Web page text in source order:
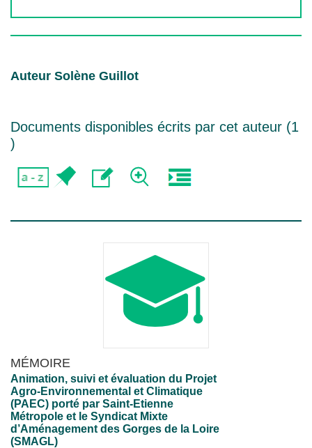
Auteur Solène Guillot
Documents disponibles écrits par cet auteur (1
)
MÉMOIRE
Animation, suivi et évaluation du Projet
Agro-Environnemental et Climatique
(PAEC) porté par Saint-Etienne
Métropole et le Syndicat Mixte
d’Aménagement des Gorges de la Loire
(SMAGL)